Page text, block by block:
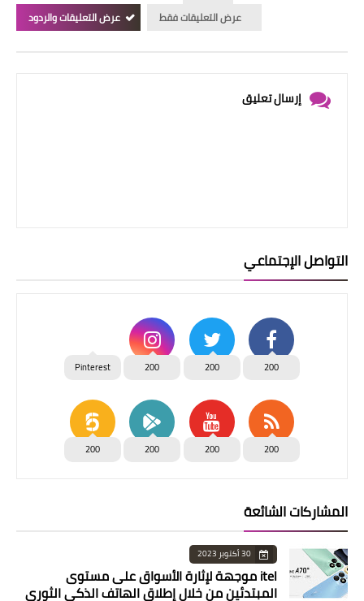
عرض التعليقات فقط عرض التعليقات والردود
إرسال تعليق
التواصل الإجتماعي
200
200
200
Pinterest
200
200
200
200
المشاركات الشائعة
30 أكتوبر 2023
itel موجهة لإثارة الأسواق على مستوى
المبتدئين من خلال إطلاق الهاتف الذكي الثوري